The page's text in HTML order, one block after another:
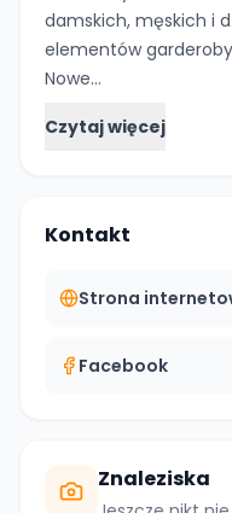
damskich, męskich i
elementów
Nowe…
Czytaj więcej
Kontakt
Strona
Facebook
Znaleziska